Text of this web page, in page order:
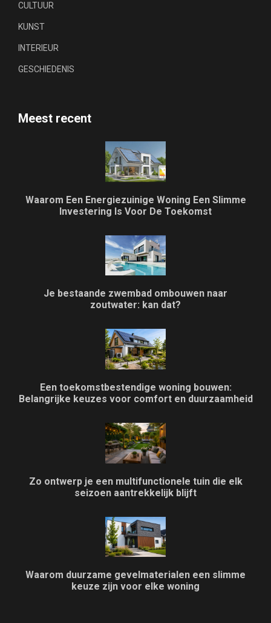
CULTUUR
KUNST
INTERIEUR
GESCHIEDENIS
Meest recent
Waarom Een Energiezuinige Woning Een Slimme
Investering Is Voor De Toekomst
Je bestaande zwembad ombouwen naar
zoutwater: kan dat?
Een toekomstbestendige woning bouwen:
Belangrijke keuzes voor comfort en duurzaamheid
Zo ontwerp je een multifunctionele tuin die elk
seizoen aantrekkelijk blijft
Waarom duurzame gevelmaterialen een slimme
keuze zijn voor elke woning